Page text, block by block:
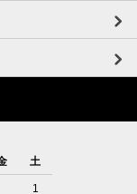
土
1